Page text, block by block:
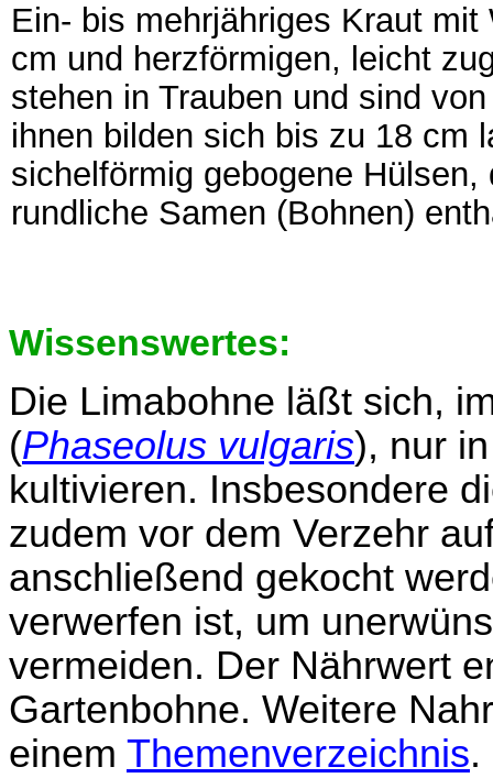
Ein- bis mehrjähriges Kraut
cm und herzförmigen, leicht
stehen in Trauben und sind
ihnen bilden sich bis zu 18 cm
sichelförmig gebogene
rundliche Samen (Bohnen)
Wissenswertes:
Die Limabohne läßt sich,
(Phaseolus vulgaris), nur
kultivieren. Insbesondere
zudem vor dem Verzehr
anschließend gekocht
verwerfen ist, um
vermeiden. Der Nährwert
Gartenbohne. Weitere
einem Themenverzeichnis.